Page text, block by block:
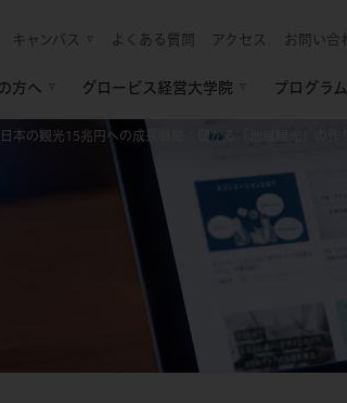
キャンパス よくある質問 アクセス お問い合
方へ グロービス経営大学院 プログラム
日本の観光15兆円への成長戦略：儲かる「地域観光」の作